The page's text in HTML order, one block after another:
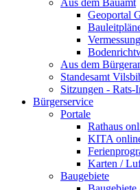
Aus dem Bauamt
Geoportal
Vermessung
Aus dem
Standesamt
Sitzungen - Rats-
Bürgerservice
Portale
Rathaus
KITA
Karten /
Baugebiete